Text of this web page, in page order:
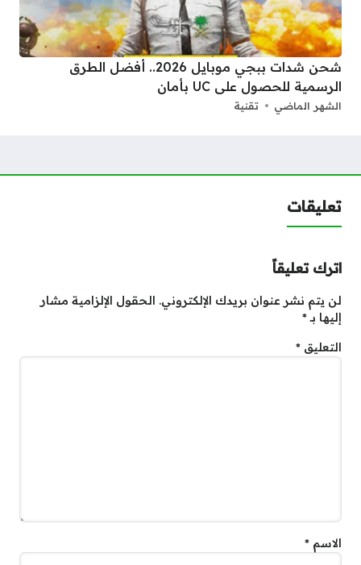
شحن شدات ببجي موبايل 2026.. أفضل الطرق
الرسمية للحصول على UC بأمان
الشهر الماضي تقنية
تعليقات
اترك تعليقاً
لن يتم نشر عنوان بريدك الإلكتروني. الحقول الإلزامية مشار
إليها بـ*
التعليق *
الاسم *